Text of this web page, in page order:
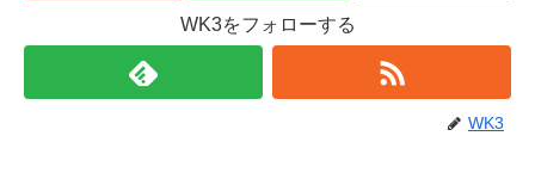
WK3をフォローする
WK3